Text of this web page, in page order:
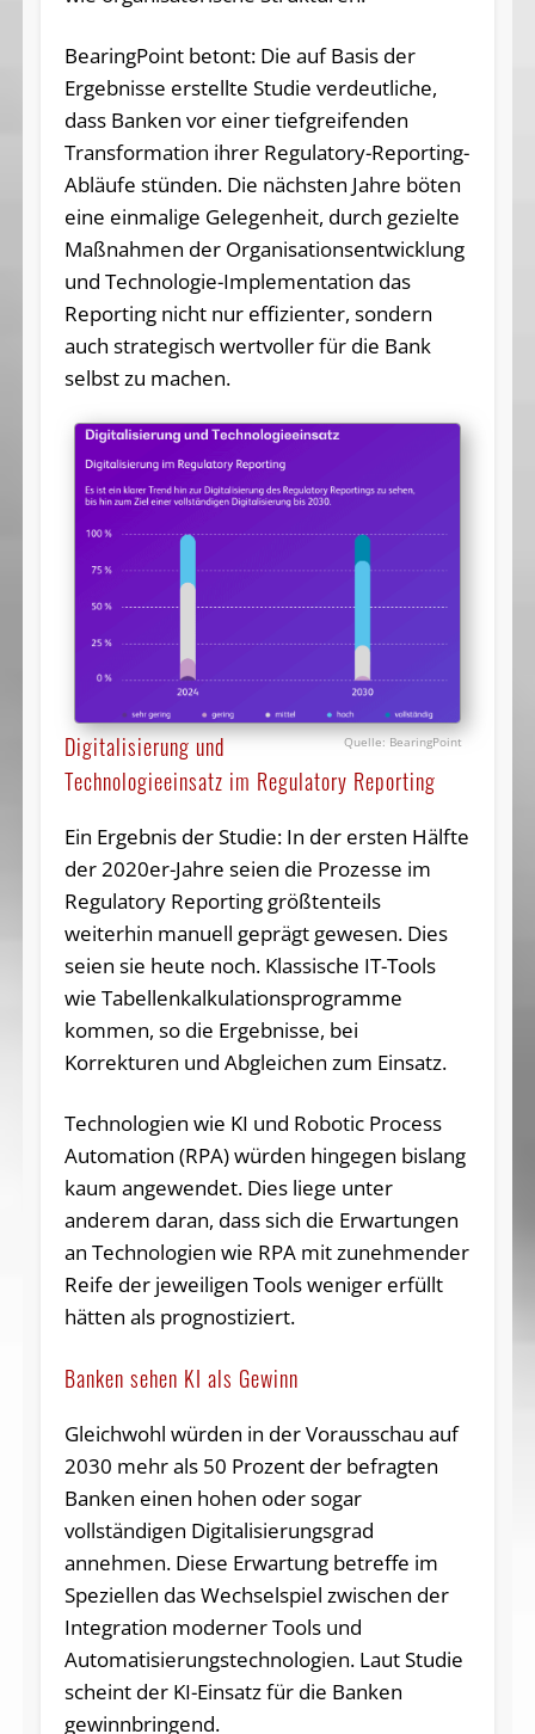
BearingPoint betont: Die auf Basis der
Ergebnisse erstellte Studie verdeutliche,
dass Banken vor einer tiefgreifenden
Transformation ihrer Regulatory-Reporting-
Abläufe stünden. Die nächsten Jahre böten
eine einmalige Gelegenheit, durch gezielte
Maßnahmen der Organisationsentwicklung
und Technologie-Implementation das
Reporting nicht nur effizienter, sondern
auch strategisch wertvoller für die Bank
selbst zu machen.
BearingPoint
Digitalisierung und
Technologieeinsatz im Regulatory Reporting
Ein Ergebnis der Studie: In der ersten Hälfte
der 2020er-Jahre seien die Prozesse im
Regulatory Reporting größtenteils
weiterhin manuell geprägt gewesen. Dies
seien sie heute noch. Klassische IT-Tools
wie Tabellenkalkulationsprogramme
kommen, so die Ergebnisse, bei
Korrekturen und Abgleichen zum Einsatz.
Technologien wie KI und Robotic Process
Automation (RPA) würden hingegen bislang
kaum angewendet. Dies liege unter
anderem daran, dass sich die Erwartungen
an Technologien wie RPA mit zunehmender
Reife der jeweiligen Tools weniger erfüllt
hätten als prognostiziert.
Banken sehen KI als Gewinn
Gleichwohl würden in der Vorausschau auf
2030 mehr als 50 Prozent der befragten
Banken einen hohen oder sogar
vollständigen Digitalisierungsgrad
annehmen. Diese Erwartung betreffe im
Speziellen das Wechselspiel zwischen der
Integration moderner Tools und
Automatisierungstechnologien. Laut Studie
scheint der KI-Einsatz für die Banken
gewinnbringend.